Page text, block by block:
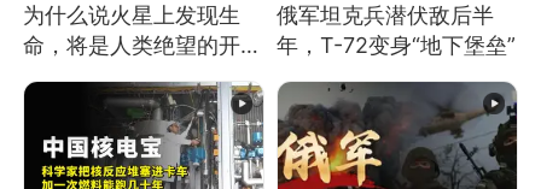
为什么说火星上发现生
命，将是人类绝望的开
俄军坦克兵潜伏敌后半
年，T-72变身“地下堡垒”